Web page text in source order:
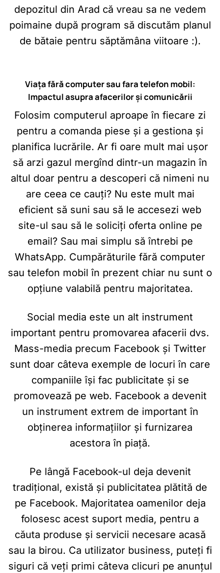
depozitul din Arad că vreau sa ne vedem
poimaine după program să discutăm planul
de bătaie pentru săptămâna viitoare :).
Viața fără computer sau fara telefon mobil:
Impactul asupra afacerilor și comunicării
Folosim computerul aproape în fiecare zi
pentru a comanda piese și a gestiona și
planifica lucrările. Ar fi oare mult mai ușor
să arzi gazul mergînd dintr-un magazin în
altul doar pentru a descoperi că nimeni nu
are ceea ce cauți? Nu este mult mai
eficient să suni sau să le accesezi web
site-ul sau să le soliciți oferta online pe
email? Sau mai simplu să întrebi pe
WhatsApp. Cumpărăturile fără computer
sau telefon mobil în prezent chiar nu sunt o
opțiune valabilă pentru majoritatea.
Social media este un alt instrument
important pentru promovarea afacerii dvs.
Mass-media precum Facebook și Twitter
sunt doar câteva exemple de locuri în care
companiile își fac publicitate și se
promovează pe web. Facebook a devenit
un instrument extrem de important în
obținerea informațiilor și furnizarea
acestora în piață.
Pe lângă Facebook-ul deja devenit
tradițional, există și publicitatea plătită de
pe Facebook. Majoritatea oamenilor deja
folosesc acest suport media, pentru a
căuta produse și servicii necesare acasă
sau la birou. Ca utilizator business, puteți fi
siguri că veți primi câteva clicuri pe anunțul